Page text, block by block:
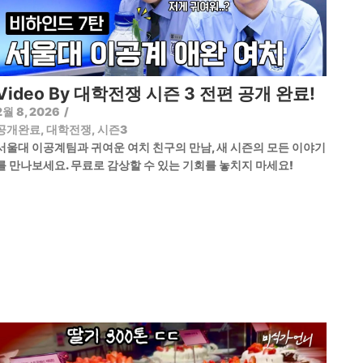
By 대학전쟁 시즌 3 전편 공개 완료!
8, 2026 /
개완료,대학전쟁,시즌3
울대 이공계팀과 귀여운 여치 친구의 만남, 새 시즌의 모든 이야기
만나보세요. 무료로 감상할 수 있는 기회를 놓치지 마세요!